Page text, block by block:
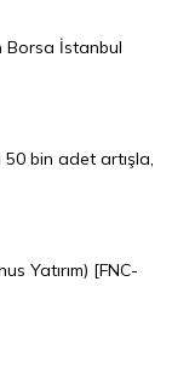
Borsa İstanbul
bin adet artışla,
Yatırım) [FNC-